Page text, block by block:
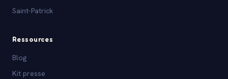
Saint-Patrick
Ressources
Blog
Kit presse